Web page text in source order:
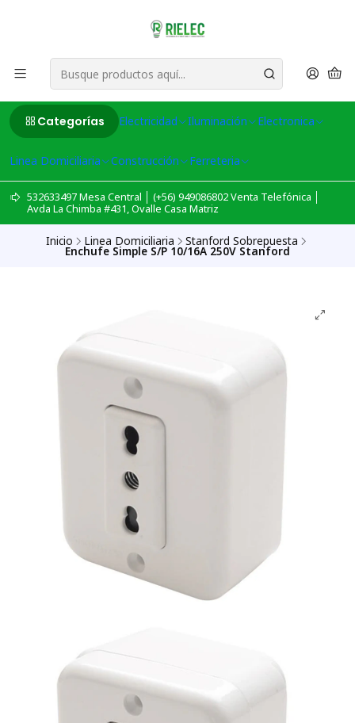
Categorías Electricidad Iluminación Electronica
Linea Domiciliaria Construcción Ferreteria
532633497 Mesa Central │ (+56) 949086802 Venta Telefónica │
Avda La Chimba #431, Ovalle Casa Matriz
Inicio Linea Domiciliaria Stanford Sobrepuesta
Enchufe Simple S/P 10/16A 250V Stanford